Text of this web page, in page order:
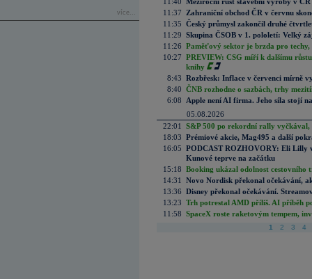
více...
11:37
Zahraniční obchod ČR v červnu
11:35 Český průmysl zakončil druhé
11:29 Skupina ČSOB v 1. pololetí: Velký
11:26 Paměťový sektor je brzda pro techy,
10:27 PREVIEW: CSG míří k dalšímu
knihy
8:43 Rozbřesk: Inflace v červenci mírně
8:40 ČNB rozhodne o sazbách, trhy
6:08
Apple není AI firma. Jeho síla stojí
05.08.2026
22:01
S&P 500 po rekordní rally vyčkával,
18:03 Prémiové akcie, Mag495 a další
16:05 PODCAST ROZHOVORY: Eli Lilly
Kunové teprve na začátku
15:18 Booking ukázal odolnost cestovního
14:31
Novo Nordisk překonal očekávání,
13:36 Disney překonal očekávání.
13:23 Trh potrestal AMD příliš. AI příběh
11:58 SpaceX roste raketovým tempem,
1 2 3 4